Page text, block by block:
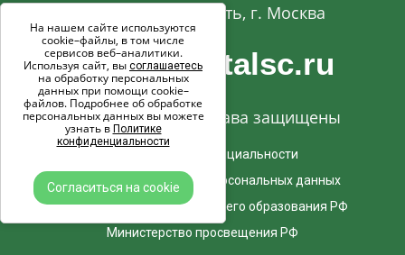
Московская область, г. Москва
info@capitalsc.ru
© 2017-2026. Все права защищены
Политика конфиденциальности
Согласие на обработку персональных данных
Министерство науки и Высшего образования РФ
Министерство просвещения РФ
На нашем сайте используются
cookie–файлы, в том числе
сервисов веб–аналитики.
Используя сайт, вы соглашаетесь
на обработку персональных
данных при помощи cookie–
файлов. Подробнее об обработке
персональных данных вы можете
узнать в Политике
конфиденциальности
Согласиться на cookie